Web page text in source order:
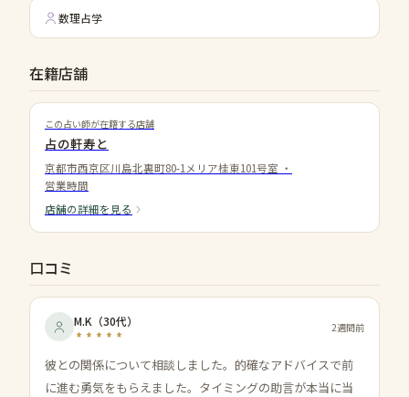
数理占学
在籍店舗
この占い師が在籍する店舗
占の軒寿と
京都市西京区川島北裏町80-1メリア桂東101号室 ・
営業時間
店舗の詳細を見る
口コミ
M.K （30代） 2週間前
彼との関係について相談しました。的確なアドバイスで前
に進む勇気をもらえました。タイミングの助言が本当に当